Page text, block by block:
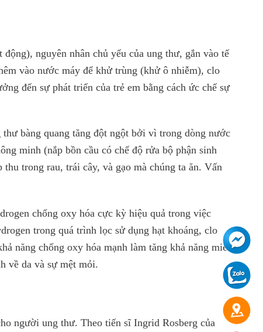
nguyên nhân chủ yếu của ung thư, gắn vào tế
vào nước máy để khử trùng (khử ô nhiễm), clo
đến sự phát triển của trẻ em bằng cách ức chế sự
bàng quang tăng đột ngột bởi vì trong dòng nước
minh (nắp bồn cầu có chế độ rửa bộ phận sinh
trong rau, trái cây, và gạo mà chúng ta ăn. Vấn
chống oxy hóa cực kỳ hiệu quả trong việc
trong quá trình lọc sử dụng hạt khoáng, clo
năng chống oxy hóa mạnh làm tăng khả năng miễn
về da và sự mệt mỏi.
người ung thư. Theo tiến sĩ Ingrid Rosberg của